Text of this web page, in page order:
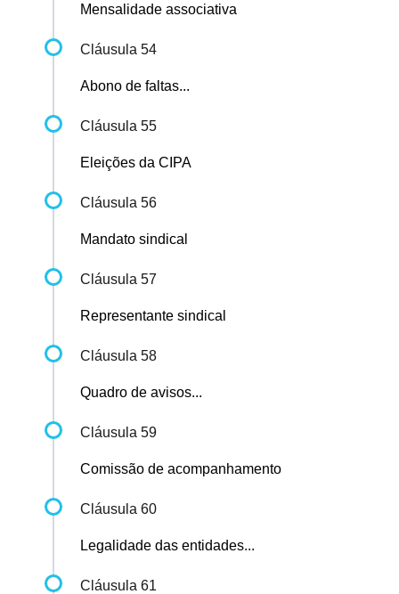
Mensalidade associativa
Cláusula 54
Abono de faltas...
Cláusula 55
Eleições da CIPA
Cláusula 56
Mandato sindical
Cláusula 57
Representante sindical
Cláusula 58
Quadro de avisos...
Cláusula 59
Comissão de acompanhamento
Cláusula 60
Legalidade das entidades...
Cláusula 61